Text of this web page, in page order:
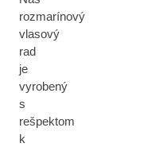
rozmarínový
vlasový
rad
je
vyrobený
s
rešpektom
k